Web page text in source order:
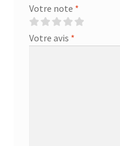
Votre note *
Votre avis *